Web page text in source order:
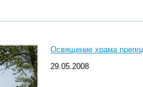
Освящение храма
29.05.2008